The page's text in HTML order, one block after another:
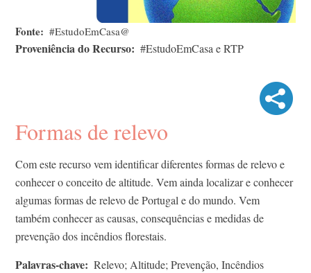
Fonte #EstudoEmCasa@
Proveniência do Recurso #EstudoEmCasa e RTP
Formas de relevo
Com este recurso vem identificar diferentes formas de relevo e
conhecer o conceito de altitude. Vem ainda localizar e conhecer
algumas formas de relevo de Portugal e do mundo. Vem
também conhecer as causas, consequências e medidas de
prevenção dos incêndios florestais.
Palavras-chave
Relevo; Altitude; Prevenção, Incêndios